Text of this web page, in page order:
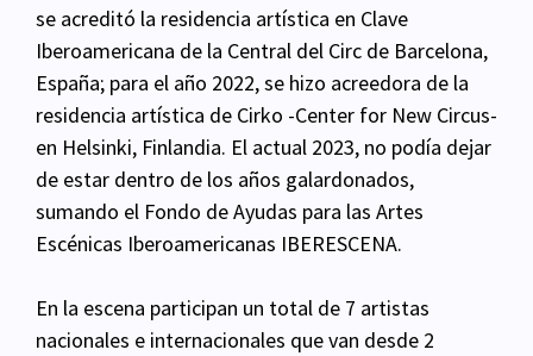
se acreditó la residencia artística en Clave
Iberoamericana de la Central del Circ de Barcelona,
España; para el año 2022, se hizo acreedora de la
residencia artística de Cirko -Center for New Circus-
en Helsinki, Finlandia. El actual 2023, no podía dejar
de estar dentro de los años galardonados,
sumando el Fondo de Ayudas para las Artes
Escénicas Iberoamericanas IBERESCENA.
En la escena participan un total de 7 artistas
nacionales e internacionales que van desde 2